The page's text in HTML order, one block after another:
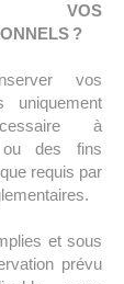
VOS
?
vos
uniquement
à
ou des fins
requis par
et sous
prévu